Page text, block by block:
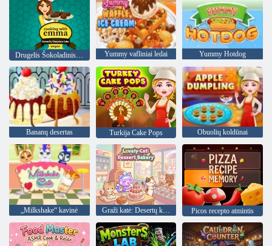
Yummy vafliniai ledai Yummy Hotdog
Bananų desertas Turkija Cake Pops Obuolių koldūnai
„Milkshake“ kavinė Graži katė: Desertų kepykla Picos recepto atmintis